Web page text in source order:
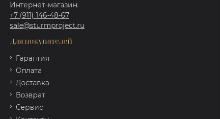
Интернет-магазин:
+7 (911) 146-48-67
sale@sturmproject.ru
Для покупателей
Гарантия
Оплата
Доставка
Возврат
Сервис